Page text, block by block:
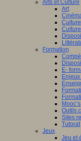
Arts et Culture
Art
Culture
Formation
E-
Mooc’s
Outils
Sites
Tutorat
Jeux
Jeu et